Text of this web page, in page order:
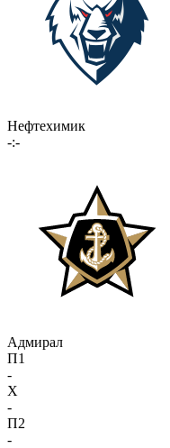
Нефтехимик
-:-
Адмирал
П1
-
X
-
П2
-